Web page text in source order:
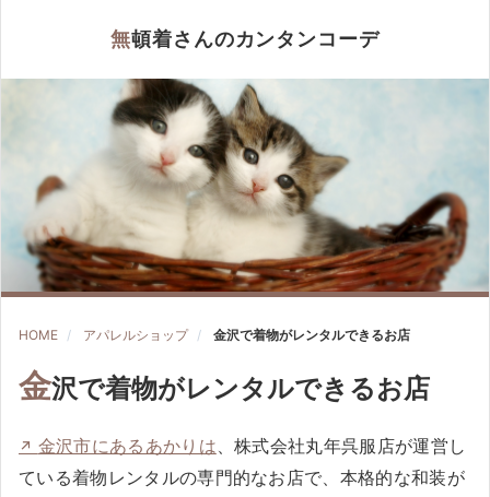
無頓着さんのカンタンコーデ
HOME アパレルショップ 金沢で着物がレンタルできるお店
金沢で着物がレンタルできるお店
金沢市にあるあかりは、株式会社丸年呉服店が運営し
ている着物レンタルの専門的なお店で、本格的な和装が